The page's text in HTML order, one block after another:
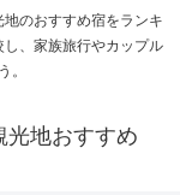
のおすすめ宿をランキ
、家族旅行やカップル
。
光地おすすめ